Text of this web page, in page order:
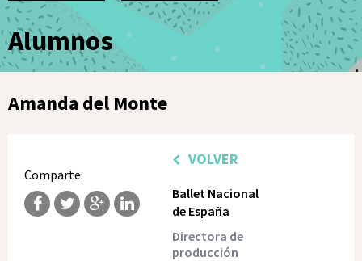
Alumnos
Amanda del Monte
Comparte:
VOLVER
Ballet Nacional
de España
Directora de
producción